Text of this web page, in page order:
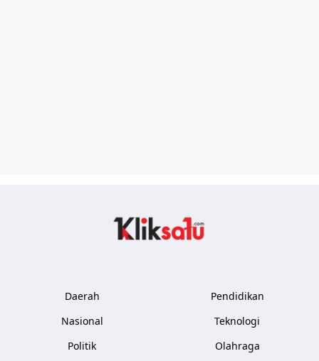
Daerah
Nasional
Politik
Pendidikan
Teknologi
Olahraga